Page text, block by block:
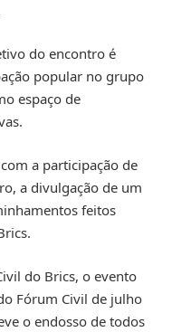
do encontro é
popular no grupo
espaço de
a participação de
a divulgação de um
feitos
do Brics, o evento
Fórum Civil de julho
o endosso de todos